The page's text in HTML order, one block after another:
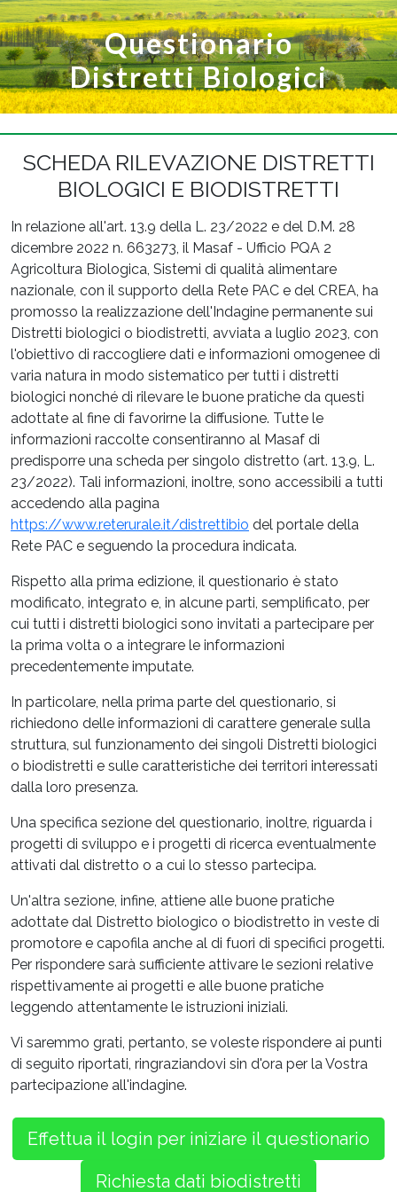
Questionario
Distretti Biologici
SCHEDA RILEVAZIONE DISTRETTI
BIOLOGICI E BIODISTRETTI
In relazione all'art. 13.9 della L. 23/2022 e del D.M. 28
dicembre 2022 n. 663273, il Masaf - Ufficio PQA 2
Agricoltura Biologica, Sistemi di qualità alimentare
nazionale, con il supporto della Rete PAC e del CREA, ha
promosso la realizzazione dell'Indagine permanente sui
Distretti biologici o biodistretti, avviata a luglio 2023, con
l'obiettivo di raccogliere dati e informazioni omogenee di
varia natura in modo sistematico per tutti i distretti
biologici nonché di rilevare le buone pratiche da questi
adottate al fine di favorirne la diffusione. Tutte le
informazioni raccolte consentiranno al Masaf di
predisporre una scheda per singolo distretto (art. 13.9, L.
23/2022). Tali informazioni, inoltre, sono accessibili a tutti
accedendo alla pagina
https://www.reterurale.it/distrettibio del portale della
Rete PAC e seguendo la procedura indicata.
Rispetto alla prima edizione, il questionario è stato
modificato, integrato e, in alcune parti, semplificato, per
cui tutti i distretti biologici sono invitati a partecipare per
la prima volta o a integrare le informazioni
precedentemente imputate.
In particolare, nella prima parte del questionario, si
richiedono delle informazioni di carattere generale sulla
struttura, sul funzionamento dei singoli Distretti biologici
o biodistretti e sulle caratteristiche dei territori interessati
dalla loro presenza.
Una specifica sezione del questionario, inoltre, riguarda i
progetti di sviluppo e i progetti di ricerca eventualmente
attivati dal distretto o a cui lo stesso partecipa.
Un'altra sezione, infine, attiene alle buone pratiche
adottate dal Distretto biologico o biodistretto in veste di
promotore e capofila anche al di fuori di specifici progetti.
Per rispondere sarà sufficiente attivare le sezioni relative
rispettivamente ai progetti e alle buone pratiche
leggendo attentamente le istruzioni iniziali.
Vi saremmo grati, pertanto, se voleste rispondere ai punti
di seguito riportati, ringraziandovi sin d'ora per la Vostra
partecipazione all'indagine.
Effettua il login per iniziare il questionario
Richiesta dati biodistretti